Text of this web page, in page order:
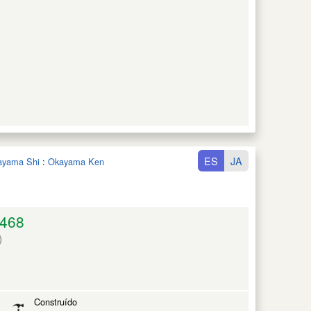
Shi : Okayama Ken ES JA
Construído